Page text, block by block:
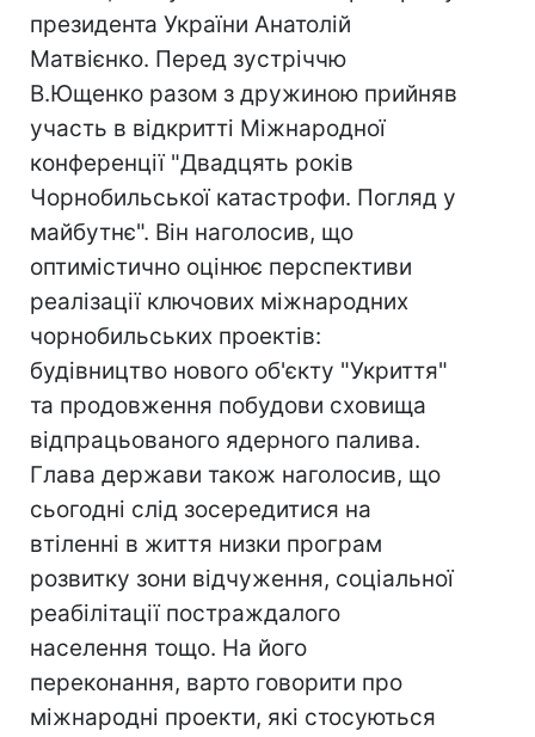
президента України Анатолій
Матвієнко. Перед зустріччю
В.Ющенко разом з дружиною прийняв
участь в відкритті Міжнародної
конференції "Двадцять років
Чорнобильської катастрофи. Погляд у
майбутнє". Він наголосив, що
оптимістично оцінює перспективи
реалізації ключових міжнародних
чорнобильських проектів:
будівництво нового об'єкту "Укриття"
та продовження побудови сховища
відпрацьованого ядерного палива.
Глава держави також наголосив, що
сьогодні слід зосередитися на
втіленні в життя низки програм
розвитку зони відчуження, соціальної
реабілітації постраждалого
населення тощо. На його
переконання, варто говорити про
міжнародні проекти, які стосуються